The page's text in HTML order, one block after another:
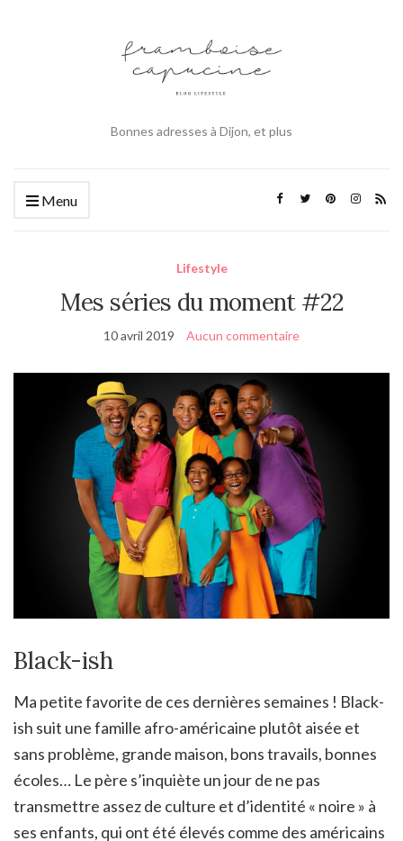
Bonnes adresses à Dijon, et plus
Menu
Lifestyle
Mes séries du moment #22
10 avril 2019 Aucun commentaire
Black-ish
Ma petite favorite de ces dernières semaines ! Black-
ish suit une famille afro-américaine plutôt aisée et
sans problème, grande maison, bons travails, bonnes
écoles… Le père s’inquiète un jour de ne pas
transmettre assez de culture et d’identité « noire » à
ses enfants, qui ont été élevés comme des américains